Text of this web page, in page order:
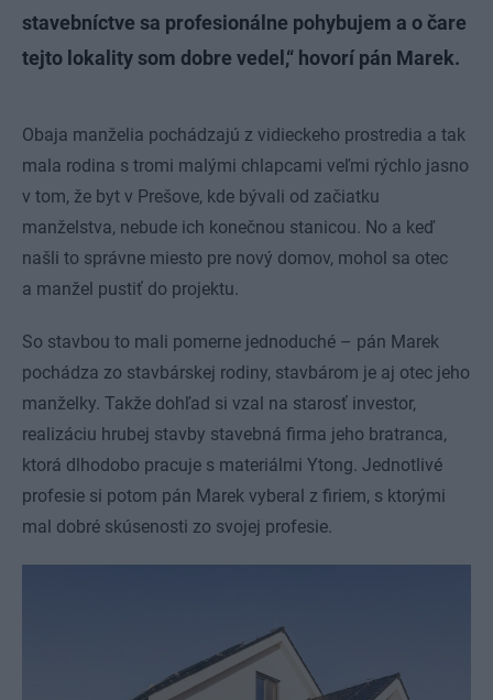
stavebníctve sa profesionálne pohybujem a o čare
tejto lokality som dobre vedel,“ hovorí pán Marek.
Obaja manželia pochádzajú z vidieckeho prostredia a tak
mala rodina s tromi malými chlapcami veľmi rýchlo jasno
v tom, že byt v Prešove, kde bývali od začiatku
manželstva, nebude ich konečnou stanicou. No a keď
našli to správne miesto pre nový domov, mohol sa otec
a manžel pustiť do projektu.
So stavbou to mali pomerne jednoduché – pán Marek
pochádza zo stavbárskej rodiny, stavbárom je aj otec jeho
manželky. Takže dohľad si vzal na starosť investor,
realizáciu hrubej stavby stavebná firma jeho bratranca,
ktorá dlhodobo pracuje s materiálmi Ytong. Jednotlivé
profesie si potom pán Marek vyberal z firiem, s ktorými
mal dobré skúsenosti zo svojej profesie.